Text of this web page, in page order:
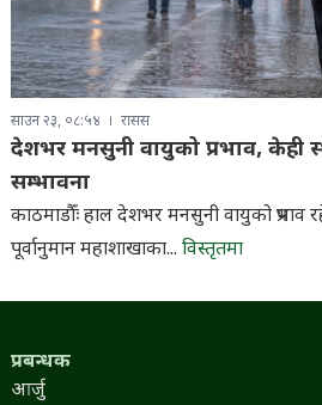
साउन २३, ०८:५४ रासस
देशभर मनसुनी वायुको प्रभाव, केही
सम्भावना
काठमाडौँः हाल देशभर मनसुनी वायुको
पूर्वानुमान महाशाखाका... विस्तृतमा
प्रबन्धक
आर्जु